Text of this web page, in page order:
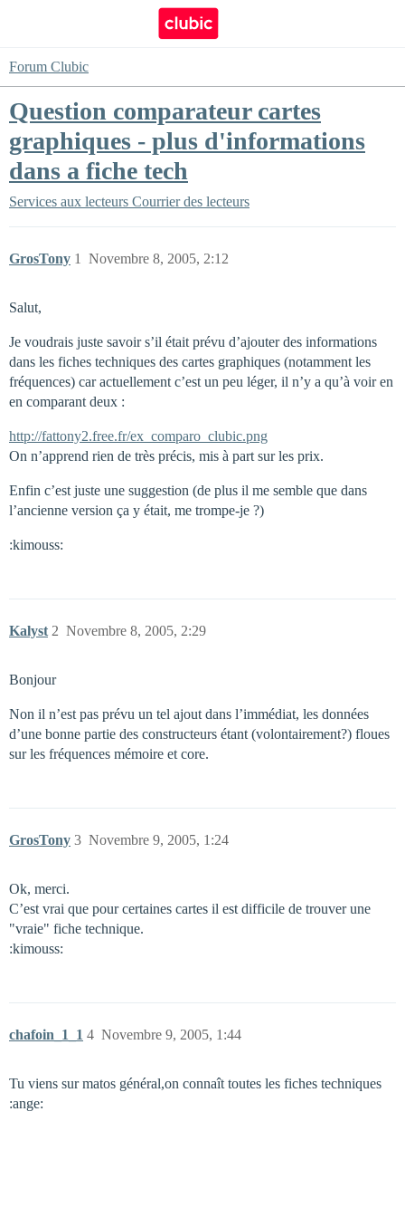
Forum Clubic
Question comparateur cartes
graphiques - plus d'informations
dans a fiche tech
Services aux lecteurs Courrier des lecteurs
GrosTony Novembre 8, 2005, 2:12
1
Salut,
Je voudrais juste savoir s’il était prévu d’ajouter des informations
dans les fiches techniques des cartes graphiques (notamment les
fréquences) car actuellement c’est un peu léger, il n’y a qu’à voir en
en comparant deux :
http://fattony2.free.fr/ex_comparo_clubic.png
On n’apprend rien de très précis, mis à part sur les prix.
Enfin c’est juste une suggestion (de plus il me semble que dans
l’ancienne version ça y était, me trompe-je ?)
:kimouss:
Kalyst Novembre 8, 2005, 2:29
2
Bonjour
Non il n’est pas prévu un tel ajout dans l’immédiat, les données
d’une bonne partie des constructeurs étant (volontairement?) floues
sur les fréquences mémoire et core.
GrosTony Novembre 9, 2005, 1:24
3
Ok, merci.
C’est vrai que pour certaines cartes il est difficile de trouver une
"vraie" fiche technique.
:kimouss:
chafoin_1_1 Novembre 9, 2005, 1:44
4
Tu viens sur matos général,on connaît toutes les fiches techniques
:ange: